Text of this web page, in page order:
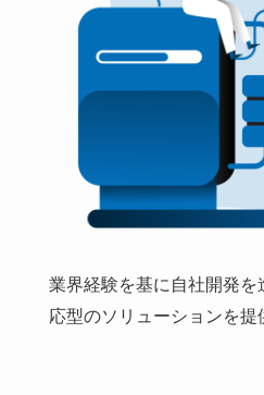
業界経験を基に自社開発
応型のソリューションを提